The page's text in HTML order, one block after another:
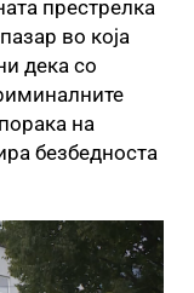
престрелка
во која
дека со
на
безбедноста